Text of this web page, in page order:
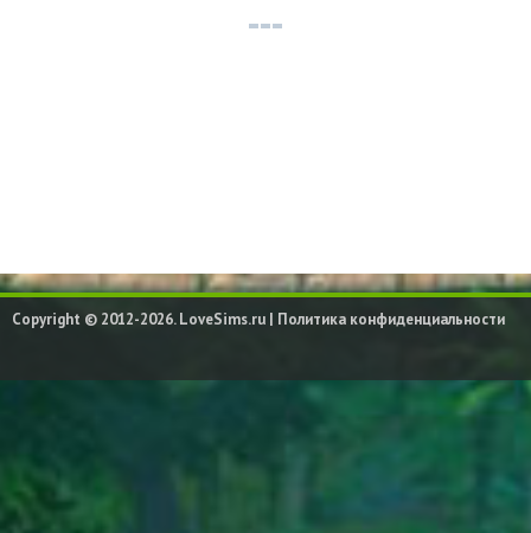
Copyright © 2012-2026. LoveSims.ru | Политика конфиденциальности